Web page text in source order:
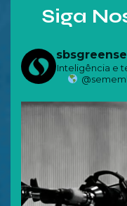
Siga
Inteligência e